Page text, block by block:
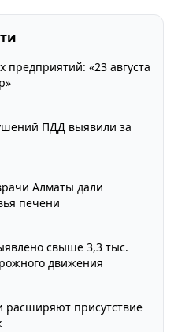
предприятий: «23 августа
ПДД выявили за
Алматы дали
свыше 3,3 тыс.
движения
расширяют присутствие